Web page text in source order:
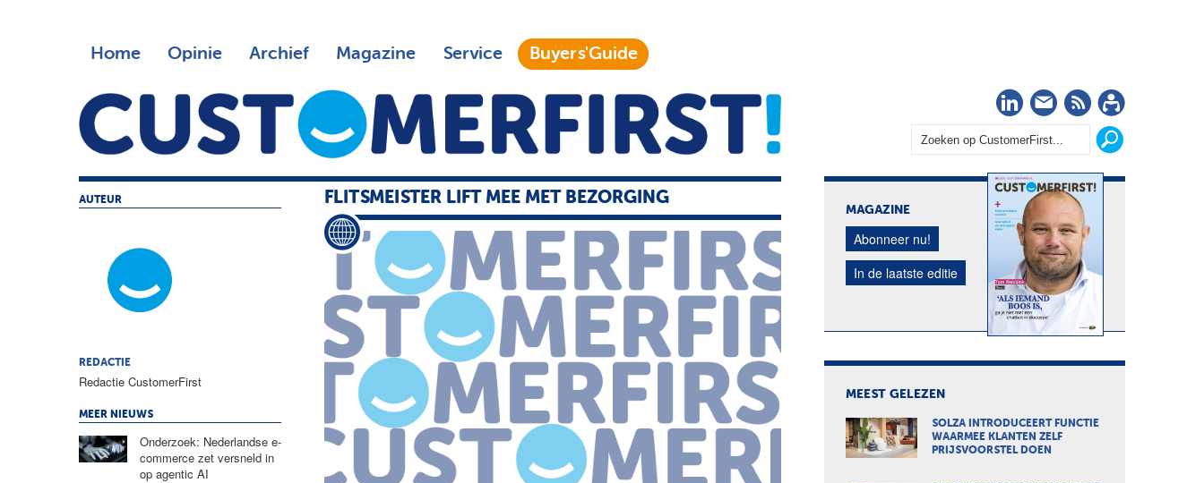
Home Opinie Archief Magazine Service Buyers'Guide
LinkedIn
Nieuwsbrief
RSS
FLITSMEISTER LIFT MEE MET BEZORGING
AUTEUR
REDACTIE
Redactie CustomerFirst
MEER NIEUWS
Onderzoek: Nederlandse e-
commerce zet versneld in
op agentic AI
MAGAZINE
Abonneer nu!
In de laatste editie
MEEST GELEZEN
SOLZA INTRODUCEERT FUNCTIE
WAARMEE KLANTEN ZELF
PRIJSVOORSTEL DOEN